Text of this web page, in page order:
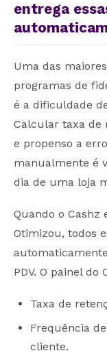
entrega
Uma das
programas de
é a dificuldade
Calcular taxa de
e propenso a
manualmente é
dia de uma loja
Quando o Cashz
Otimizou, todos
PDV. O painel do
Taxa de
Frequência
cliente.